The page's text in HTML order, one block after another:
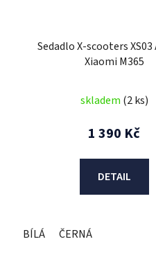
Sedadlo X-scooters XS03
Xiaomi M365
skladem (2 ks)
1 390 Kč
DETAIL
BÍLÁ ČERNÁ